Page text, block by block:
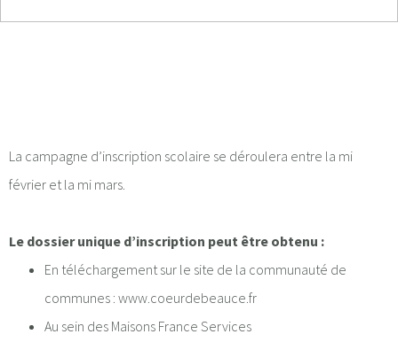
La campagne d’inscription scolaire se déroulera entre la mi
février et la mi mars.
Le dossier unique d’inscription peut être obtenu :
En téléchargement sur le site de la communauté de
communes : www.coeurdebeauce.fr
Au sein des Maisons France Services